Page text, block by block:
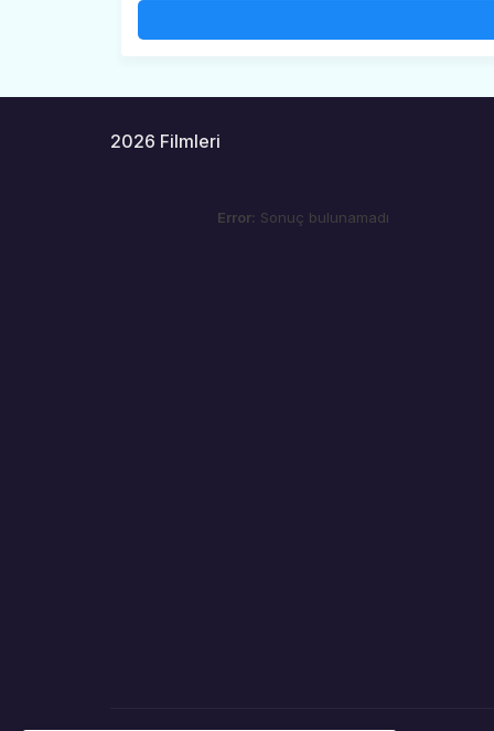
2026 Filmleri
Error: Sonuç bulunamadı